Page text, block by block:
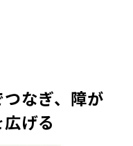
なぎ、障が
げる